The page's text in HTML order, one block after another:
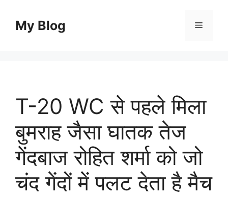
contentMy Blog Menu
T-20 WC से पहले मिला
बुमराह जैसा घातक तेज
गेंदबाज रोहित शर्मा को जो
चंद गेंदों में पलट देता है मैच